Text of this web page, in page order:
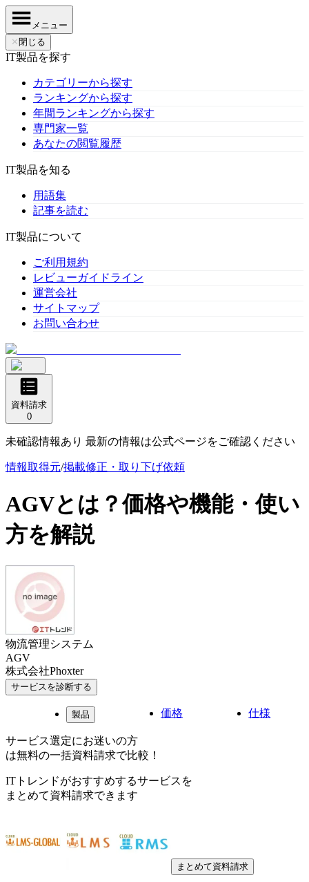
メニュー
✕ 閉じる
IT製品を探す
カテゴリーから探す
ランキングから探す
年間ランキングから探す
専門家一覧
あなたの閲覧履歴
IT製品を知る
用語集
記事を読む
IT製品について
ご利用規約
レビューガイドライン
運営会社
サイトマップ
お問い合わせ
資料請求
0
未確認情報あり 最新の情報は公式ページをご確認ください
情報取得元/掲載修正・取り下げ依頼
AGVとは？価格や機能・使い
方を解説
物流管理システム
AGV
株式会社Phoxter
サービスを診断する
製品 価格 仕様
サービス選定にお迷いの方
は無料の一括資料請求で比較！
ITトレンドがおすすめするサービスを
まとめて資料請求できます
まとめて資料請求